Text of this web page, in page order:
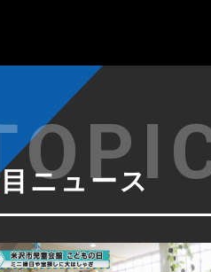
注目ニュース